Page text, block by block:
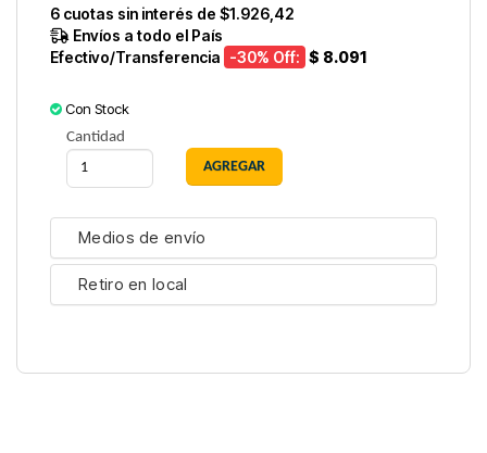
6 cuotas sin interés de $1.926,42
Envíos a todo el País
Efectivo/Transferencia -30% Off: $ 8.091
Con Stock
Cantidad
Medios de envío
Retiro en local